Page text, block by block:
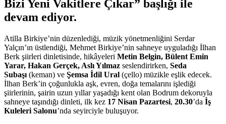
Bizi Yeni Vakitlere Çıkar” başlığı ile
devam ediyor.
Atilla Birkiye’nin düzenlediği, müzik yönetmenliğini Serdar
Yalçın’ın üstlendiği, Mehmet Birkiye’nin sahneye uyguladığı İlhan
Berk şiirleri dinletisinde, hikâyeleri Metin Belgin, Bülent Emin
Yarar, Hakan Gerçek, Aslı Yılmaz seslendirirken, Seda
Subaşı (keman) ve Şemsa İdil Ural (çello) müzikle eşlik edecek.
İlhan Berk’in çoğunlukla aşk, evren, doğa temalarını işlediği
şiirlerinin, şairin uzun yıllar yaşadığı kent olan Bodrum dekoruyla
sahneye taşındığı dinleti, ilk kez 17 Nisan Pazartesi, 20.30’da İş
Kuleleri Salonu’nda seyirciyle buluşuyor.